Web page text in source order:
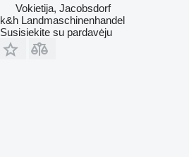
Vokietija, Jacobsdorf
k&h Landmaschinenhandel
Susisiekite su pardavėju